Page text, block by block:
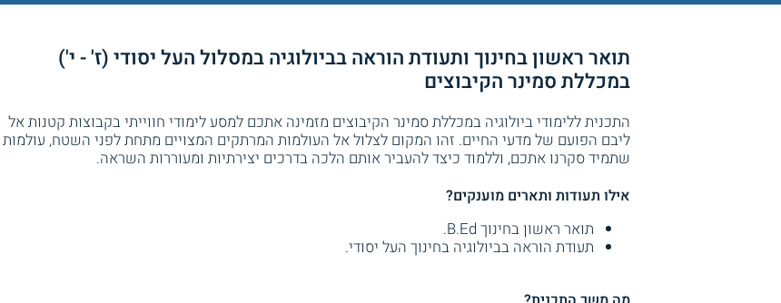
תואר ראשון בחינוך ותעודת הוראה בביולוגיה במסלול העל יסודי (ז' - י')
במכללת סמינר הקיבוצים
התכנית ללימודי ביולוגיה במכללת סמינר הקיבוצים מזמינה אתכם למסע לימודי חווייתי בקבוצות קטנות אל
ליבם הפועם של מדעי החיים. זהו המקום לצלול אל העולמות המרתקים המצויים מתחת לפני השטח, עולמות
שתמיד סקרנו אתכם, וללמוד כיצד להעביר אותם הלכה בדרכים יצירתיות ומעוררות השראה.
אילו תעודות ותארים מוענקים?
תואר ראשון בחינוך B.Ed.
תעודת הוראה בביולוגיה בחינוך העל יסודי.